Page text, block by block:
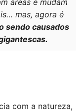
mas, agora é
sendo causados
com a natureza,